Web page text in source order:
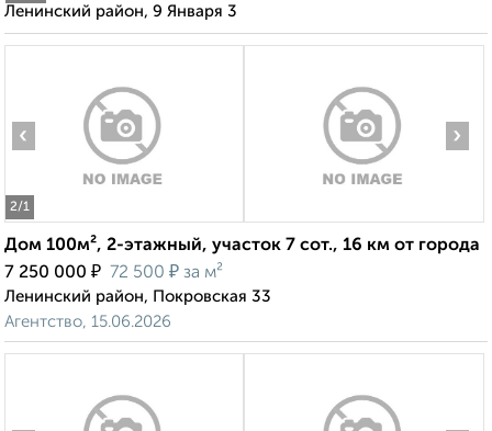
Ленинский район, 9 Января 3
2/1
‹ ›
Дом 100м², 2-этажный, участок 7 сот., 16 км от города
7 250 000 ₽ 72 500 ₽ за м²
Ленинский район, Покровская 33
Агентство, 15.06.2026